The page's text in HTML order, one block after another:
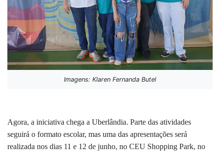
Imagens: Klaren Fernanda Butel
Agora, a iniciativa chega a Uberlândia. Parte das atividades
seguirá o formato escolar, mas uma das apresentações será
realizada nos dias 11 e 12 de junho, no CEU Shopping Park, no